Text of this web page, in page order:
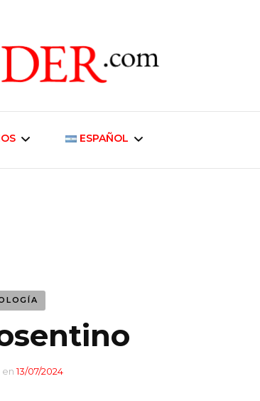
Negocios
Banca y Finanzas
ESPAÑOL
en13/07/2024